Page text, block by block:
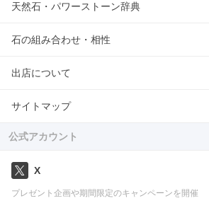
天然石・パワーストーン辞典
石の組み合わせ・相性
出店について
サイトマップ
公式アカウント
X
プレゼント企画や期間限定のキャンペーンを開催